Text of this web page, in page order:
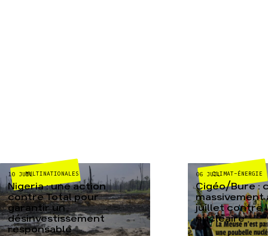
MULTINATIONALES
10 JUIL
Nigeria : une action
contre Total pour
garantir un
désinvestissement
responsable
CLIMAT-ÉNERGIE
06 JUIL
Cigéo/Bure :
massivement
juillet contre
nucléaire